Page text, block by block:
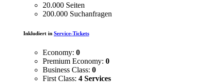
20.000 Seiten
200.000 Suchanfragen
Inkludiert in Service-Tickets
Economy: 0
Premium Economy: 0
Business Class: 0
First Class: 4 Services